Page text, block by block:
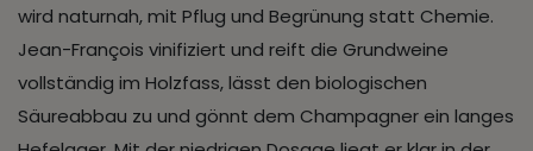
wird naturnah, mit Pflug und Begrünung statt Chemie.
Jean-François vinifiziert und reift die Grundweine
vollständig im Holzfass, lässt den biologischen
Säureabbau zu und gönnt dem Champagner ein langes